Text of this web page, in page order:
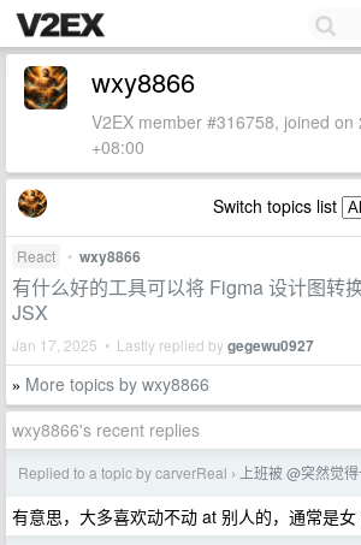
wxy8866
V2EX member #316758, joined
+08:00
Switch topics list
React • wxy8866
有什么好的工具可以将 Figma 设计图转
JSX
Jan 17, 2025 • Lastly replied bygegewu0927
» More topics by wxy8866
wxy8866's recent replies
Replied to a topic by carverReal › 上班被 @突然觉
有意思，大多喜欢动不动 at 别人的，通常是